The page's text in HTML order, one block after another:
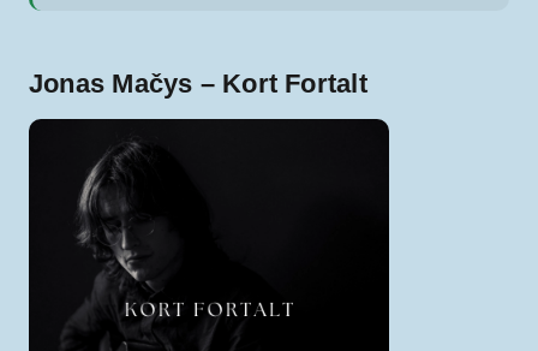
Jonas Mačys – Kort Fortalt